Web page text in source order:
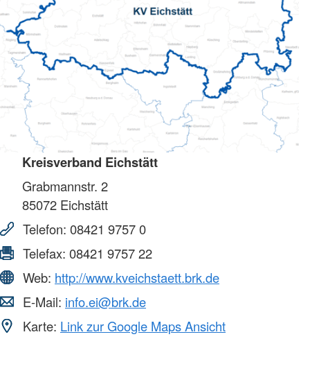
Kreisverband Eichstätt
Grabmannstr. 2
85072 Eichstätt
Telefon: 08421 9757 0
Telefax: 08421 9757 22
Web: http://www.kveichstaett.brk.de
E-Mail: info.ei@brk.de
Karte: Link zur Google Maps Ansicht